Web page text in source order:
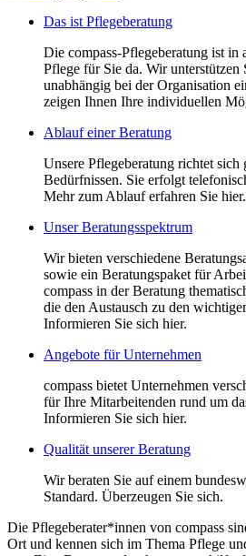
Das ist Pflegeberatung
Die compass-Pflegeberatung ist in
Pflege für Sie da. Wir unterstützen
unabhängig bei der Organisation
zeigen Ihnen Ihre individuellen
Ablauf einer Beratung
Unsere Pflegeberatung richtet sich
Bedürfnissen. Sie erfolgt
Mehr zum Ablauf erfahren Sie hier.
Unser Beratungsspektrum
Wir bieten verschiedene
sowie ein Beratungspaket für
compass in der Beratung
die den Austausch zu den
Informieren Sie sich hier.
Angebote für Unternehmen
compass bietet Unternehmen
für Ihre Mitarbeitenden rund um
Informieren Sie sich hier.
Qualität unserer Beratung
Wir beraten Sie auf einem
Standard. Überzeugen Sie sich.
Die Pflegeberater*innen von compass
Ort und kennen sich im Thema Pflege